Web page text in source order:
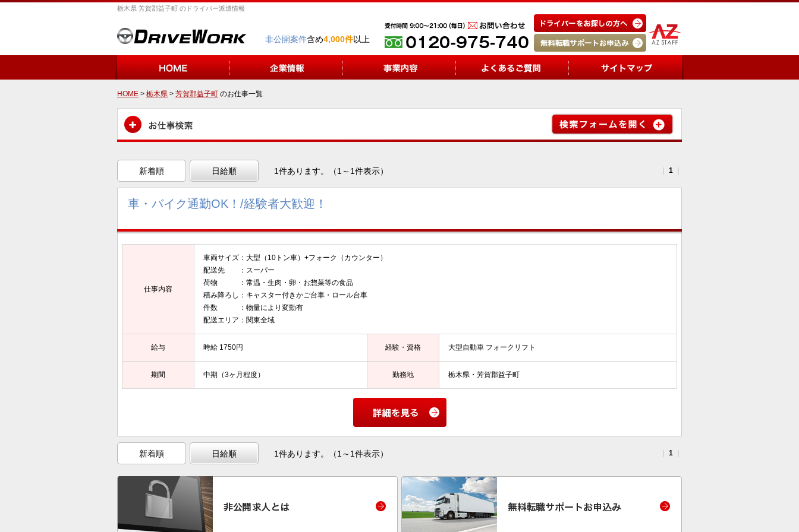
栃木県 芳賀郡益子町 のドライバー派遣情報
非公開案件含め4,000件以上
HOME > 栃木県 > 芳賀郡益子町 のお仕事一覧
新着順 日給順 1件あります。（1～1件表示） 1
車・バイク通勤OK！/経験者大歓迎！
仕事内容
車両サイズ：大型（10トン車）+フォーク（カウンター）
配送先 ：スーパー
荷物 ：常温・生肉・卵・お惣菜等の食品
積み降ろし：キャスター付きかご台車・ロール台車
件数 ：物量により変動有
配送エリア：関東全域
給与 時給 1750円 経験・資格 大型自動車 フォークリフト
期間 中期（3ヶ月程度） 勤務地 栃木県・芳賀郡益子町
新着順 日給順 1件あります。（1～1件表示） 1